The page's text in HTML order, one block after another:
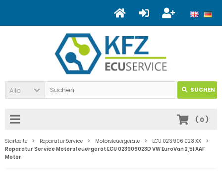
Alle SUCHEN
( 0)
Startseite Reparatur Service Motorsteuergeräte
ECU 023 906 023 XX
Reparatur Service Motorsteuergerät ECU 023906023D VW EuroVan 2,5l AAF
Motor